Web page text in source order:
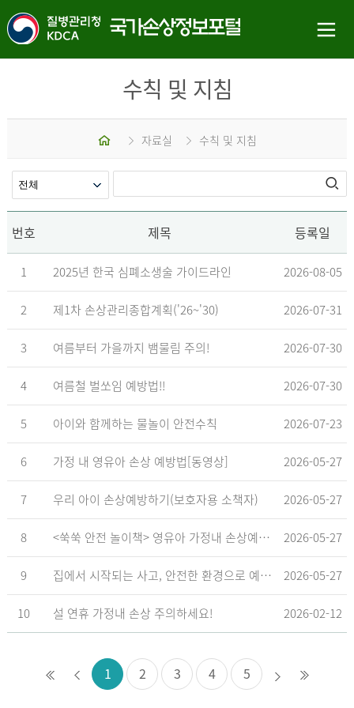
수칙 및 지침
자료실 수칙 및 지침
번호 제목 등록일
1 2025년 한국 심폐소생술 가이드라인 2026-08-05
2 제1차 손상관리종합계획('26~'30) 2026-07-31
3 여름부터 가을까지 뱀물림 주의! 2026-07-30
4 여름철 벌쏘임 예방법!! 2026-07-30
5 아이와 함께하는 물놀이 안전수칙 2026-07-23
6 가정 내 영유아 손상 예방법[동영상] 2026-05-27
7 우리 아이 손상예방하기(보호자용 소책자) 2026-05-27
8 <쑥쑥 안전 놀이책> 영유아 가정내 손상예방_영유아 놀이형 교육 교재 2026-05-27
9 집에서 시작되는 사고, 안전한 환경으로 예방해요 2026-05-27
10 설 연휴 가정내 손상 주의하세요! 2026-02-12
1 2 3 4 5